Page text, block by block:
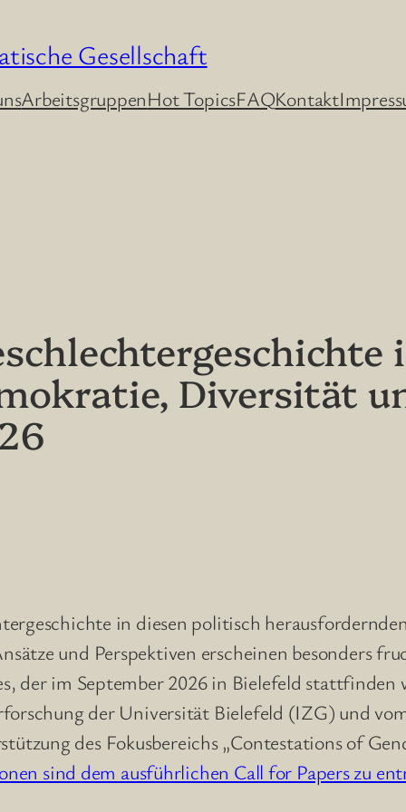
Gesellschaft
ArbeitsgruppenHot TopicsFAQKontakt
Diversität
in diesen politisch
und Perspektiven erscheinen besonders
der im September 2026 in Bielefeld
der Universität Bielefeld (IZG) und
des Fokusbereichs „Contestations of
sind dem ausführlichen Call for Papers zu